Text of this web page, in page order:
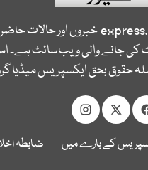
خبروں اور حالات
کی جانے والی ویب سائٹ ہے۔
حقوق بحق ایکسپریس میڈیا
کے بارے میں ضابطہ